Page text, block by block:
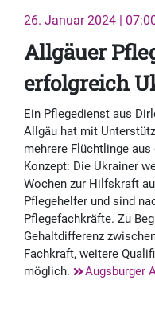
26. Januar 2024 |
Allgäuer
erfolgreich
Ein Pflegedienst aus
Allgäu hat mit
mehrere Flüchtlinge
Konzept: Die Ukrainer
Wochen zur Hilfskraft
Pflegehelfer und sind
Pflegefachkräfte. Zu
Gehaltdifferenz
Fachkraft, weitere
möglich.
Augsburger